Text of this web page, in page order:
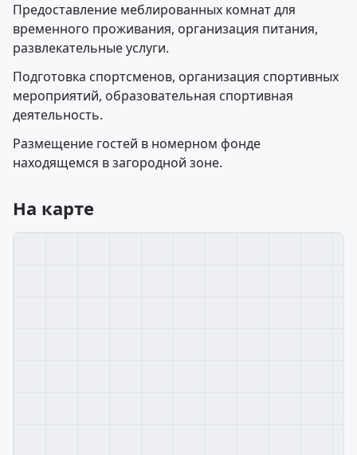
Предоставление меблированных комнат для
временного проживания, организация питания,
развлекательные услуги.
Подготовка спортсменов, организация спортивных
мероприятий, образовательная спортивная
деятельность.
Размещение гостей в номерном фонде
находящемся в загородной зоне.
На карте